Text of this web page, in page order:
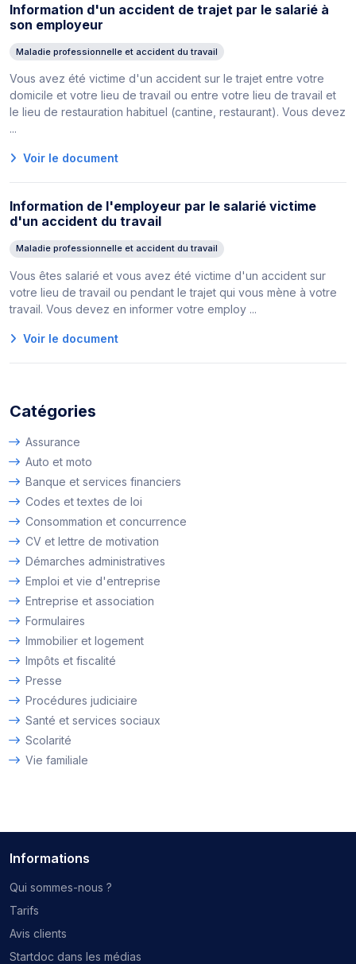
Information d'un accident de trajet par le salarié à
son employeur
Maladie professionnelle et accident du travail
Vous avez été victime d'un accident sur le trajet entre votre
domicile et votre lieu de travail ou entre votre lieu de travail et
le lieu de restauration habituel (cantine, restaurant). Vous devez
...
Voir le document
Information de l'employeur par le salarié victime
d'un accident du travail
Maladie professionnelle et accident du travail
Vous êtes salarié et vous avez été victime d'un accident sur
votre lieu de travail ou pendant le trajet qui vous mène à votre
travail. Vous devez en informer votre employ ...
Voir le document
Catégories
Assurance
Auto et moto
Banque et services financiers
Codes et textes de loi
Consommation et concurrence
CV et lettre de motivation
Démarches administratives
Emploi et vie d'entreprise
Entreprise et association
Formulaires
Immobilier et logement
Impôts et fiscalité
Presse
Procédures judiciaire
Santé et services sociaux
Scolarité
Vie familiale
Informations
Qui sommes-nous ?
Tarifs
Avis clients
Startdoc dans les médias